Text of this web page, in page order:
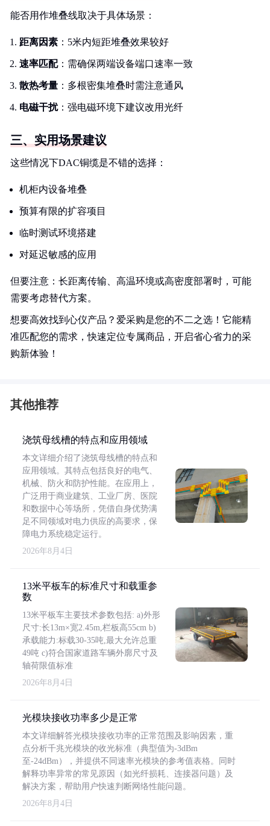
能否用作堆叠线取决于具体场景：
距离因素 ：5米内短距堆叠效果较好
速率匹配：需确保两端设备端口速率一致
散热考量 ：多根密集堆叠时需注意通风
电磁干扰：强电磁环境下建议改用光纤
三、实用场景建议
这些情况下DAC铜缆是不错的选择：
机柜内设备堆叠
预算有限的扩容项目
临时测试环境搭建
对延迟敏感的应用
但要注意：长距离传输、高温环境或高密度部署时，可能
需要考虑替代方案。
想要高效找到心仪产品？爱采购是您的不二之选！它能精
准匹配您的需求，快速定位专属商品，开启省心省力的采
购新体验！
其他推荐
浇筑母线槽的特点和应用领域
本文详细介绍了浇筑母线槽的特点和
应用领域。其特点包括良好的电气、
机械、防火和防护性能。在应用上，
广泛用于商业建筑、工业厂房、医院
和数据中心等场所，凭借自身优势满
足不同领域对电力供应的高要求，保
障电力系统稳定运行。
2026年8月4日
13米平板车的标准尺寸和载重参
数
13米平板车主要技术参数包括: a)外形
尺寸:长13m×宽2.45m,栏板高55cm b)
承载能力:标载30-35吨,最大允许总重
49吨 c)符合国家道路车辆外廓尺寸及
轴荷限值标准
2026年8月4日
光模块接收功率多少是正常
本文详细解答光模块接收功率的正常范围及影响因素，重
点分析千兆光模块的收光标准（典型值为-3dBm
至-24dBm），并提供不同速率光模块的参考值表格。同时
解释功率异常的常见原因（如光纤损耗、连接器问题）及
解决方案，帮助用户快速判断网络性能问题。
2026年8月4日